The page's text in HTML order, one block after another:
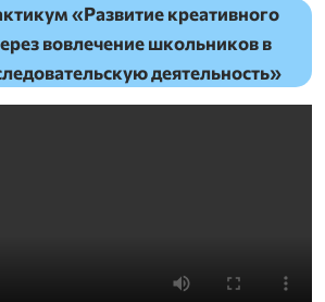
«Развитие креативного
вовлечение школьников в
деятельность»